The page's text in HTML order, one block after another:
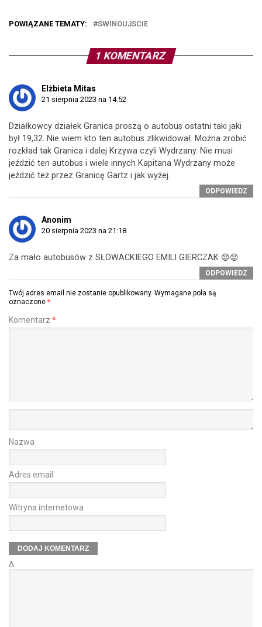
POWIĄZANE TEMATY: SWINOUJSCIE
1 KOMENTARZ
Elżbieta Mitas
21 sierpnia 2023 na 14:52
Działkowcy działek Granica proszą o autobus ostatni taki jaki
był 19,32. Nie wiem kto ten autobus zlikwidował. Można zrobić
rozkład tak Granica i dalej Krzywa czyli Wydrzany. Nie musi
jeździć ten autobus i wiele innych Kapitana Wydrzany może
jeździć też przez Granicę Gartz i jak wyżej.
ODPOWIEDZ
Anonim
20 sierpnia 2023 na 21:18
Za mało autobusów z SŁOWACKIEGO EMILI GIERCZAK 😟😟
ODPOWIEDZ
Twój adres email nie zostanie opublikowany. Wymagane pola są
oznaczone *
Komentarz *
Nazwa
Adres email
Witryna internetowa
Δ